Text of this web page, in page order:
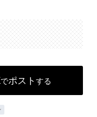
でポスト する